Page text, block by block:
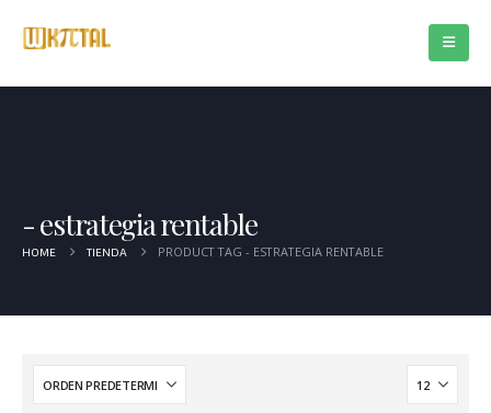
estrategia rentable
HOME TIENDA PRODUCT TAG - ESTRATEGIA RENTABLE